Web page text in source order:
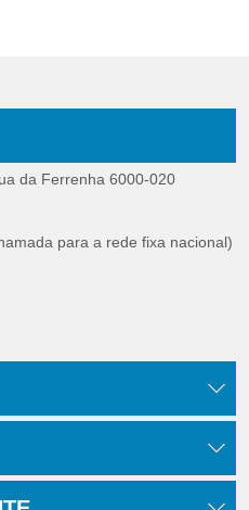
da Ferrenha 6000-020
para a rede fixa nacional)